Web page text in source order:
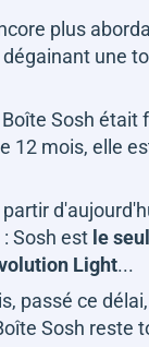
plus
une
Sosh était
12 mois, elle
Sosh est le
Light...
passé ce
Sosh reste